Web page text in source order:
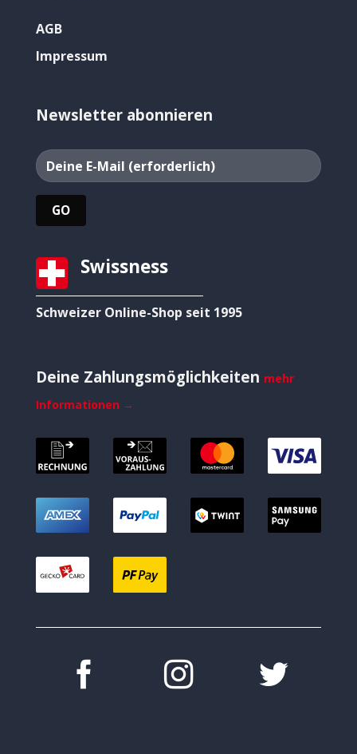
AGB
Impressum
Newsletter abonnieren
Swissness
Schweizer Online-Shop seit 1995
Deine Zahlungsmöglichkeiten mehr
Informationen →